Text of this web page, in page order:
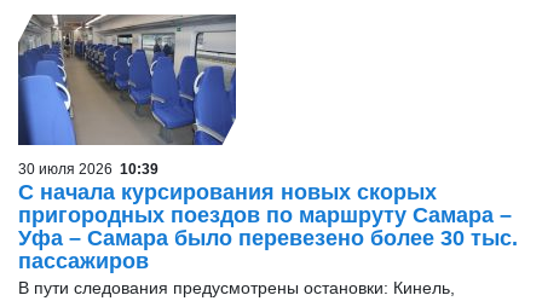
30 июля 2026 10:39
С начала курсирования новых скорых
пригородных поездов по маршруту Самара –
Уфа – Самара было перевезено более 30 тыс.
пассажиров
В пути следования предусмотрены остановки: Кинель,